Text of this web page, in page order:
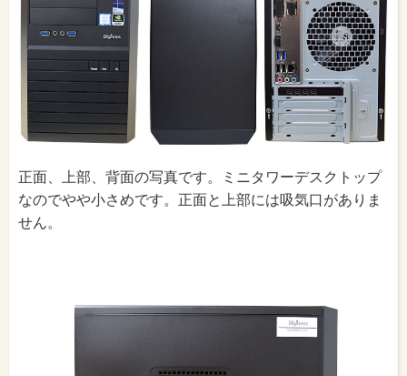
正面、上部、背面の写真です。ミニタワーデスクトップ
なのでやや小さめです。正面と上部には吸気口がありま
せん。